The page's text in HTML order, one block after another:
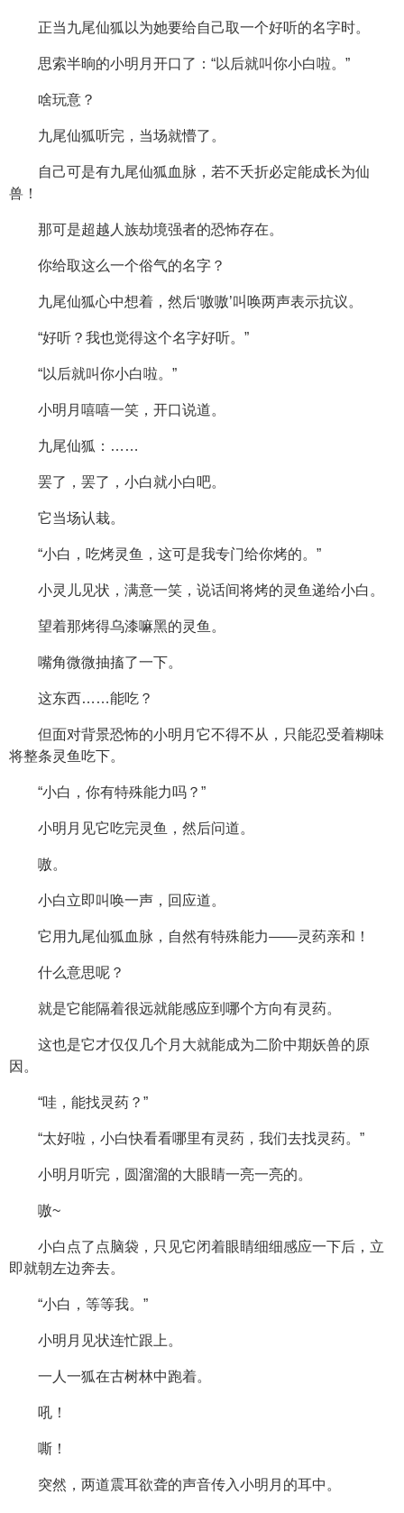
正当九尾仙狐以为她要给自己取一个好听的名字时。
思索半晌的小明月开口了：“以后就叫你小白啦。”
啥玩意？
九尾仙狐听完，当场就懵了。
自己可是有九尾仙狐血脉，若不夭折必定能成长为仙
兽！
那可是超越人族劫境强者的恐怖存在。
你给取这么一个俗气的名字？
九尾仙狐心中想着，然后‘嗷嗷’叫唤两声表示抗议。
“好听？我也觉得这个名字好听。”
“以后就叫你小白啦。”
小明月嘻嘻一笑，开口说道。
九尾仙狐：……
罢了，罢了，小白就小白吧。
它当场认栽。
“小白，吃烤灵鱼，这可是我专门给你烤的。”
小灵儿见状，满意一笑，说话间将烤的灵鱼递给小白。
望着那烤得乌漆嘛黑的灵鱼。
嘴角微微抽搐了一下。
这东西……能吃？
但面对背景恐怖的小明月它不得不从，只能忍受着糊味
将整条灵鱼吃下。
“小白，你有特殊能力吗？”
小明月见它吃完灵鱼，然后问道。
嗷。
小白立即叫唤一声，回应道。
它用九尾仙狐血脉，自然有特殊能力——灵药亲和！
什么意思呢？
就是它能隔着很远就能感应到哪个方向有灵药。
这也是它才仅仅几个月大就能成为二阶中期妖兽的原
因。
“哇，能找灵药？”
“太好啦，小白快看看哪里有灵药，我们去找灵药。”
小明月听完，圆溜溜的大眼睛一亮一亮的。
嗷~
小白点了点脑袋，只见它闭着眼睛细细感应一下后，立
即就朝左边奔去。
“小白，等等我。”
小明月见状连忙跟上。
一人一狐在古树林中跑着。
吼！
嘶！
突然，两道震耳欲聋的声音传入小明月的耳中。